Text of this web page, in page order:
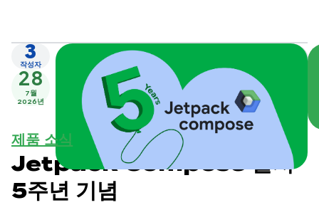
3
작성자
28
7월
2026년
제품 소식
Jetpack Compose 출시
5주년 기념